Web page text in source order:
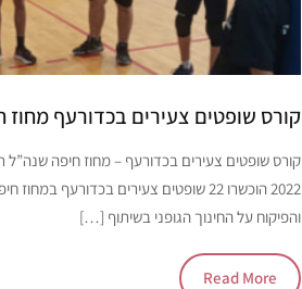
קורס שופטים צעירים בכדורעף מחוז
קורס שופטים צעירים בכדורעף – מחוז חיפה
2022 הוכשרו 22 שופטים צעירים
והפיקוח על החינוך הגופני בשיתוף […]
Read More